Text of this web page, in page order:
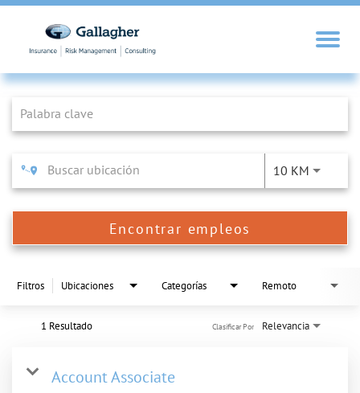
Job Search Page
10 KM
Encontrar empleos
Filtros Ubicaciones Categorías Remoto
1 Resultado Relevancia
Clasificar Por
Account Associate